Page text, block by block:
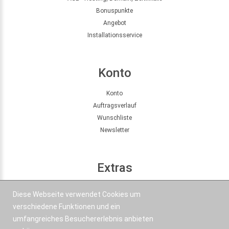
Bonuspunkte
Angebot
Installationsservice
Konto
Konto
Auftragsverlauf
Wunschliste
Newsletter
Extras
Diese Webseite verwendet Cookies um
verschiedene Funktionen und ein
umfangreiches Besuchererlebnis anbieten